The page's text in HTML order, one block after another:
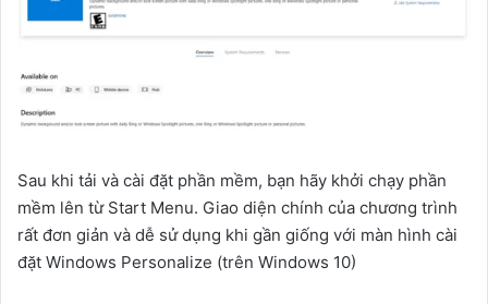
Sau khi tải và cài đặt phần mềm, bạn hãy khởi chạy phần
mềm lên từ Start Menu. Giao diện chính của chương trình
rất đơn giản và dễ sử dụng khi gần giống với màn hình cài
đặt Windows Personalize (trên Windows 10)